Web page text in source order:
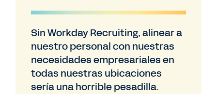
Sin Workday Recruiting, alinear a
nuestro personal con nuestras
necesidades empresariales en
todas nuestras ubicaciones
sería una horrible pesadilla.